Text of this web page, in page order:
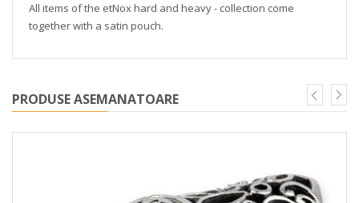
All items of the etNox hard and heavy - collection come
together with a satin pouch.
PRODUSE ASEMANATOARE